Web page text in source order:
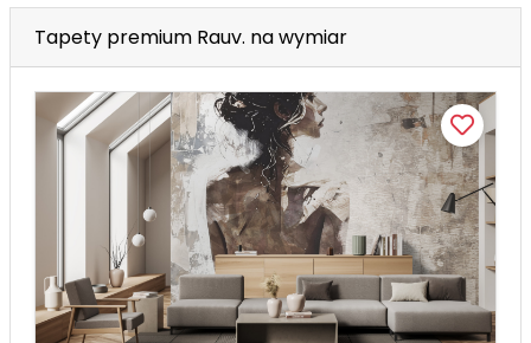
Tapety premium Rauv. na wymiar